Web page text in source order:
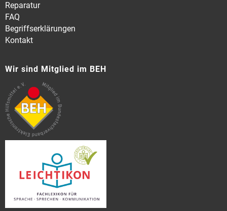
Reparatur
FAQ
Begriffserklärungen
Kontakt
Wir sind Mitglied im BEH